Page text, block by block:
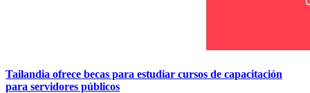
Tailandia ofrece becas para estudiar cursos de capacitación
para servidores públicos